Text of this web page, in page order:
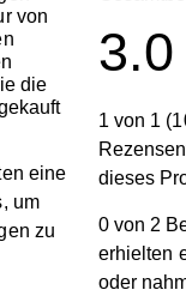
von
die
eine
um
zu
3.0
1 von 1
dieses
0 von 2
erhielten
oder